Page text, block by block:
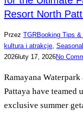
Resort North
Przez TGRBooking Tips &
kultura i atrakcje
2026luty 17, 2026No
Ramayana
Pattaya have teamed
exclusive summer